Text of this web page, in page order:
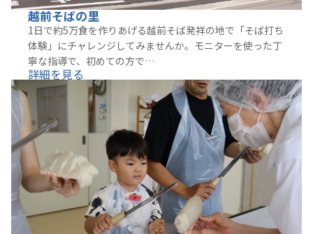
越前そばの里
1日で約5万食を作りあげる越前そば発祥の地で「そば打ち
体験」にチャレンジしてみませんか。モニターを使った丁
寧な指導で、初めての方で…
詳細を見る